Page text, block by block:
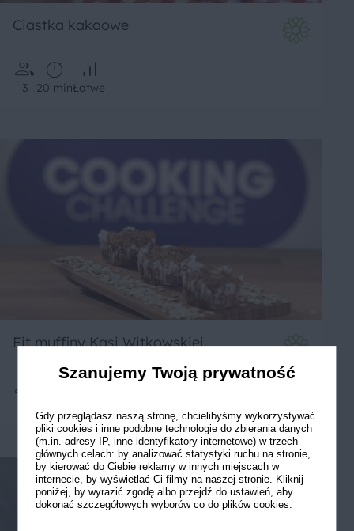
Ciastka kakaowe
3 20 minŁatwe
Fit muffiny Kasi Witkowskiej
Szanujemy Twoją prywatność
Gdy przeglądasz naszą stronę, chcielibyśmy wykorzystywać
pliki cookies i inne podobne technologie do zbierania danych
(m.in. adresy IP, inne identyfikatory internetowe) w trzech
głównych celach: by analizować statystyki ruchu na stronie,
by kierować do Ciebie reklamy w innych miejscach w
internecie, by wyświetlać Ci filmy na naszej stronie. Kliknij
poniżej, by wyrazić zgodę albo przejdź do ustawień, aby
dokonać szczegółowych wyborów co do plików cookies.